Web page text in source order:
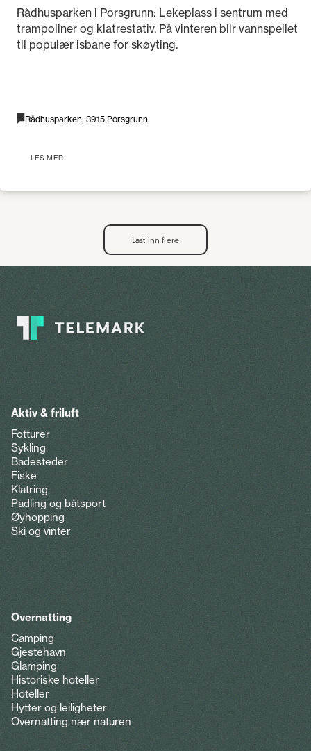
Rådhusparken i Porsgrunn: Lekeplass i sentrum med
trampoliner og klatrestativ. På vinteren blir vannspeilet
til populær isbane for skøyting.
Rådhusparken, 3915 Porsgrunn
LES MER
Last inn flere
Aktiv & friluft
Fotturer
Sykling
Badesteder
Fiske
Klatring
Padling og båtsport
Øyhopping
Ski og vinter
Overnatting
Camping
Gjestehavn
Glamping
Historiske hoteller
Hoteller
Hytter og leiligheter
Overnatting nær naturen